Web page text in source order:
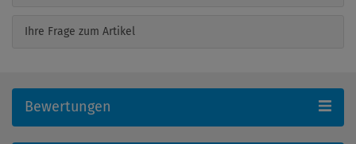
Ihre Frage zum Artikel
Bewertungen